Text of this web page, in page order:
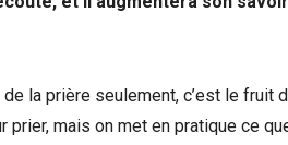
la prière seulement, c’est le
mais on met en pratique ce